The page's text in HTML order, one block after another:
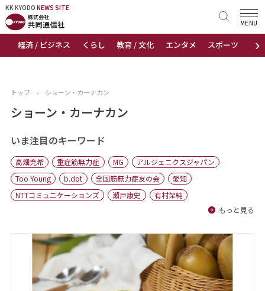
KK KYODO NEWS SITE
›
経済 / ビジネス くらし 教育 / 文化 エンタメ スポーツ 地域
MENU
KK KYODONEWS SITE
トップページ
ニュース
おすすめコンテンツ
出版物
会社概要
トップ › ショーン・カーナカン
ショーン・カーナカン
いま注目のキーワード
高畑充希 重症筋無力症 MG
アルジェニクスジャパン
Too Young
b.dot 全国筋無力症友の会
愛知
NTTコミュニケーションズ
瀬戸康史
有村架純
もっと見る